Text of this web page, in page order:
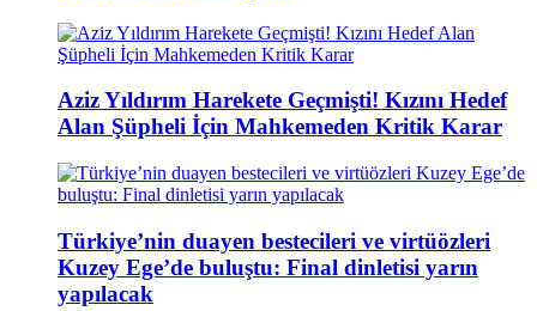
Aziz Yıldırım Harekete Geçmişti! Kızını Hedef
Alan Şüpheli İçin Mahkemeden Kritik Karar
Türkiye’nin duayen bestecileri ve virtüözleri
Kuzey Ege’de buluştu: Final dinletisi yarın
yapılacak